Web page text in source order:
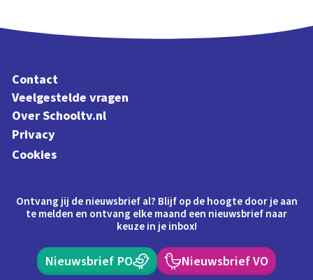
Contact
Veelgestelde vragen
Over Schooltv.nl
Privacy
Cookies
Ontvang jij de nieuwsbrief al? Blijf op de hoogte door je aan
te melden en ontvang elke maand een nieuwsbrief naar
keuze in je inbox!
Nieuwsbrief PO Nieuwsbrief VO